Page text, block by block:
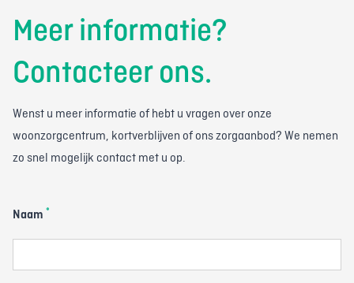
Meer informatie?
Contacteer ons.
Wenst u meer informatie of hebt u vragen over onze
woonzorgcentrum, kortverblijven of ons zorgaanbod? We nemen
zo snel mogelijk contact met u op.
Naam *